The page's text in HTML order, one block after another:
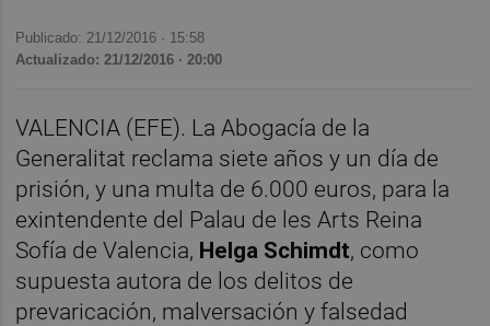
Publicado: 21/12/2016 · 15:58
Actualizado: 21/12/2016 · 20:00
VALENCIA (EFE). La Abogacía de la
Generalitat reclama siete años y un día de
prisión, y una multa de 6.000 euros, para la
exintendente del Palau de les Arts Reina
Sofía de Valencia, Helga Schimdt, como
supuesta autora de los delitos de
prevaricación, malversación y falsedad